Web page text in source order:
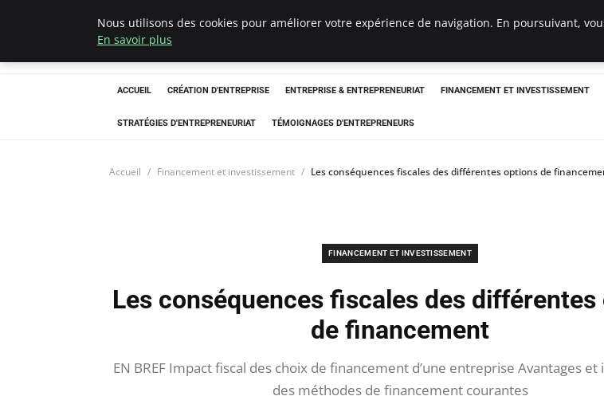
LECFCM
ACCUEIL CRÉATION D'ENTREPRISE ENTREPRISE & ENTREPRENEURIAT FINANCEMENT ET INVESTISSEMENT
STRATÉGIES D'ENTREPRENEURIAT TÉMOIGNAGES D'ENTREPRENEURS
Accueil Financement et investissement Les conséquences fiscales des différentes options de
FINANCEMENT ET INVESTISSEMENT
Les conséquences fiscales des
de financement
EN BREF Impact fiscal des choix de financement d’une entreprise Avantages
des méthodes de financement courantes
Nous utilisons des cookies pour améliorer votre expérience de navigation. En poursuivant,
En savoir plus